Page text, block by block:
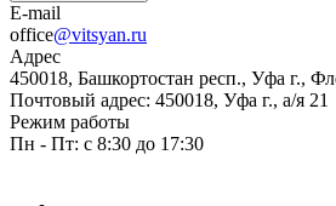
E-mail
office@vitsyan.ru
Адрес
450018, Башкортостан респ., Уфа г.,
Почтовый адрес: 450018, Уфа г., а/я 21
Режим работы
Пн - Пт: с 8:30 до 17:30